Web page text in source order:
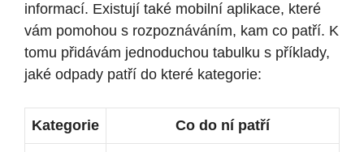
informací. Existují také mobilní aplikace, které
vám pomohou s rozpoznáváním, kam co patří. K
tomu přidávám jednoduchou tabulku s příklady,
jaké odpady patří do které kategorie:
Kategorie Co do ní patří